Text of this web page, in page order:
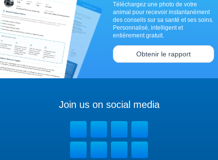
Téléchargez une photo de votre
animal pour recevoir instantanément
des conseils sur sa santé et ses soins.
Personnalisé, intelligent et
entièrement gratuit.
Obtenir le rapport
Join us on social media